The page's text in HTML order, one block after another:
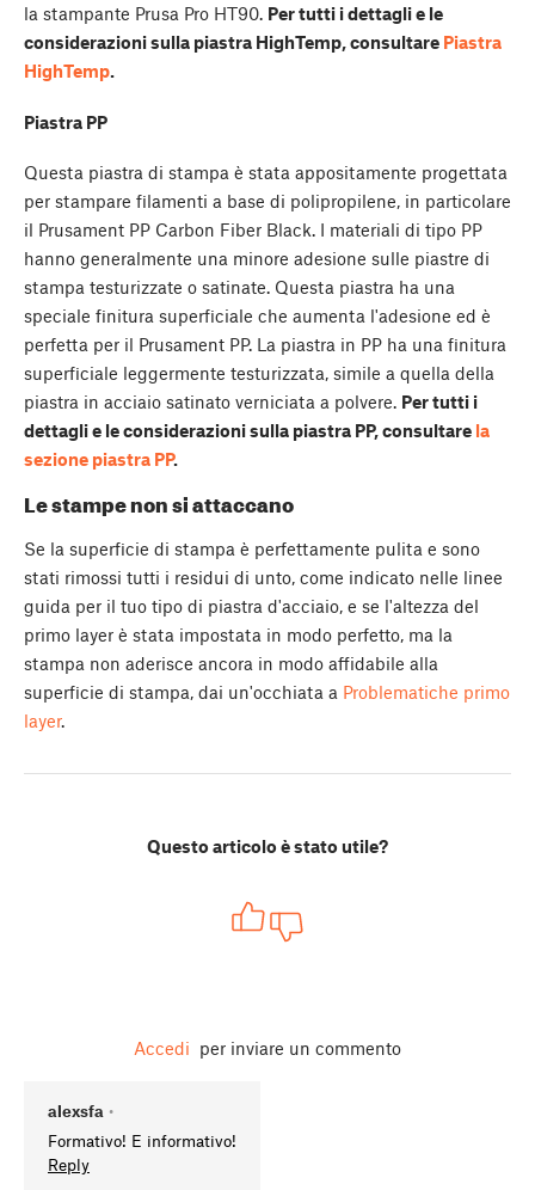
la stampante Prusa Pro HT90. Per tutti i dettagli e le
considerazioni sulla piastra HighTemp, consultare Piastra
HighTemp.
Piastra PP
Questa piastra di stampa è stata appositamente progettata
per stampare filamenti a base di polipropilene, in particolare
il Prusament PP Carbon Fiber Black. I materiali di tipo PP
hanno generalmente una minore adesione sulle piastre di
stampa testurizzate o satinate. Questa piastra ha una
speciale finitura superficiale che aumenta l'adesione ed è
perfetta per il Prusament PP. La piastra in PP ha una finitura
superficiale leggermente testurizzata, simile a quella della
piastra in acciaio satinato verniciata a polvere. Per tutti i
dettagli e le considerazioni sulla piastra PP, consultare la
sezione piastra PP.
Le stampe non si attaccano
Se la superficie di stampa è perfettamente pulita e sono
stati rimossi tutti i residui di unto, come indicato nelle linee
guida per il tuo tipo di piastra d'acciaio, e se l'altezza del
primo layer è stata impostata in modo perfetto, ma la
stampa non aderisce ancora in modo affidabile alla
superficie di stampa, dai un'occhiata a Problematiche primo
layer.
Questo articolo è stato utile?
Accedi per inviare un commento
alexsfa •
Formativo! E informativo!
Reply